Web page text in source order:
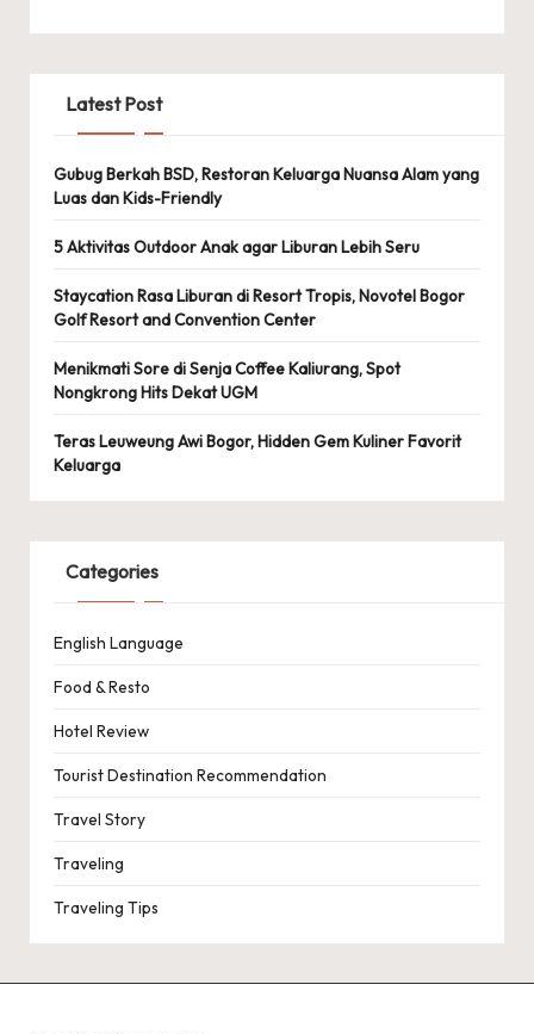
Latest Post
Gubug Berkah BSD, Restoran Keluarga Nuansa Alam yang
Luas dan Kids-Friendly
5 Aktivitas Outdoor Anak agar Liburan Lebih Seru
Staycation Rasa Liburan di Resort Tropis, Novotel Bogor
Golf Resort and Convention Center
Menikmati Sore di Senja Coffee Kaliurang, Spot
Nongkrong Hits Dekat UGM
Teras Leuweung Awi Bogor, Hidden Gem Kuliner Favorit
Keluarga
Categories
English Language
Food & Resto
Hotel Review
Tourist Destination Recommendation
Travel Story
Traveling
Traveling Tips